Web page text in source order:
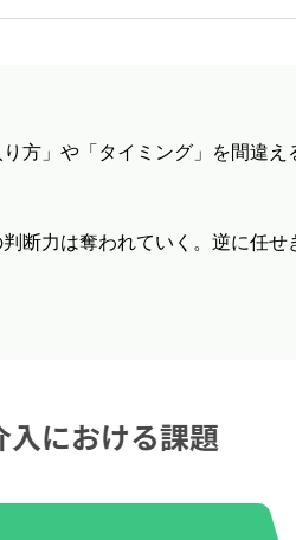
方」や「タイミング」を間違え
断力は奪われていく。逆に任せ